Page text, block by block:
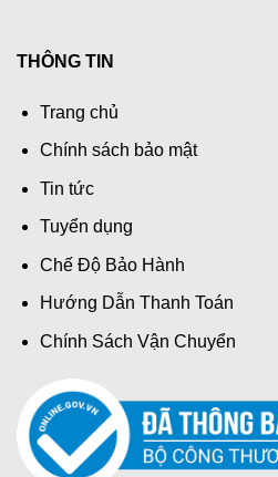
THÔNG TIN
Trang chủ
Chính sách bảo mật
Tin tức
Tuyển dụng
Chế Độ Bảo Hành
Hướng Dẫn Thanh Toán
Chính Sách Vận Chuyển